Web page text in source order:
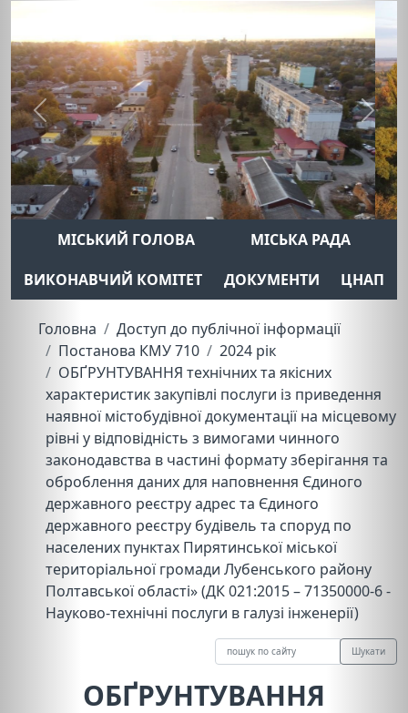
Previous Next
МІСЬКИЙ ГОЛОВА
МІСЬКА РАДА
ВИКОНАВЧИЙ КОМІТЕТ
ДОКУМЕНТИ ЦНАП
Головна
Доступ до публічної інформації
Постанова КМУ 710
2024 рік
ОБҐРУНТУВАННЯ технічних та якісних
характеристик закупівлі послуги із приведення
наявної містобудівної документації на місцевому
рівні у відповідність з вимогами чинного
законодавства в частині формату зберігання та
оброблення даних для наповнення Єдиного
державного реєстру адрес та Єдиного
державного реєстру будівель та споруд по
населених пунктах Пирятинської міської
територіальної громади Лубенського району
Полтавської області» (ДК 021:2015 – 71350000-6 -
Науково-технічні послуги в галузі інженерії)
Шукати
ОБҐРУНТУВАННЯ